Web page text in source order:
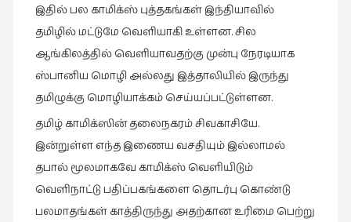
இதில் பல காமிக்ஸ் புத்தகங்கள் இந்தியாவில்
தமிழில் மட்டுமே வெளியாகி உள்ளன. சில
ஆங்கிலத்தில் வெளியாவதற்கு முன்பு நேரடியாக
ஸ்பானிய மொழி அல்லது இத்தாலியில் இருந்து
தமிழுக்கு மொழியாக்கம் செய்யப்பட்டுள்ளன.
தமிழ் காமிக்ஸின் தலைநகரம் சிவகாசியே.
இன்றுள்ள எந்த இணைய வசதியும் இல்லாமல்
தபால் மூலமாகவே காமிக்ஸ் வெளியிடும்
வெளிநாட்டு பதிப்பகங்களை தொடர்பு கொண்டு
பலமாதங்கள் காத்திருந்து அதற்கான உரிமை பெற்று